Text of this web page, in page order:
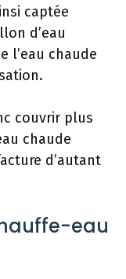
captée
d’eau
l’eau chaude
couvrir plus
chaude
d’autant
eau